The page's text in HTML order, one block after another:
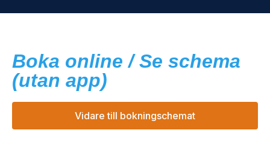
Boka online / Se schema
(utan app)
Vidare till bokningschemat